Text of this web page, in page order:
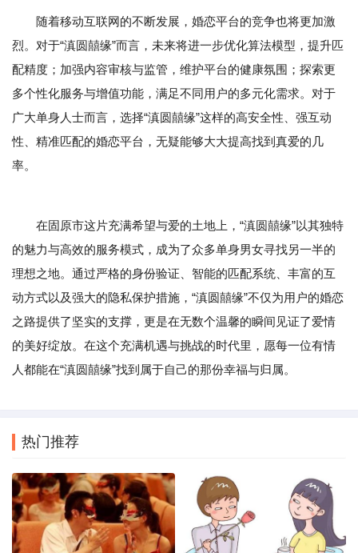
随着移动互联网的不断发展，婚恋平台的竞争也将更加激
烈。对于“滇圆囍缘”而言，未来将进一步优化算法模型，提升匹
配精度；加强内容审核与监管，维护平台的健康氛围；探索更
多个性化服务与增值功能，满足不同用户的多元化需求。对于
广大单身人士而言，选择“滇圆囍缘”这样的高安全性、强互动
性、精准匹配的婚恋平台，无疑能够大大提高找到真爱的几
率。
在固原市这片充满希望与爱的土地上，“滇圆囍缘”以其独特
的魅力与高效的服务模式，成为了众多单身男女寻找另一半的
理想之地。通过严格的身份验证、智能的匹配系统、丰富的互
动方式以及强大的隐私保护措施，“滇圆囍缘”不仅为用户的婚恋
之路提供了坚实的支撑，更是在无数个温馨的瞬间见证了爱情
的美好绽放。在这个充满机遇与挑战的时代里，愿每一位有情
人都能在“滇圆囍缘”找到属于自己的那份幸福与归属。
热门推荐